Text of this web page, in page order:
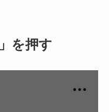
を押す